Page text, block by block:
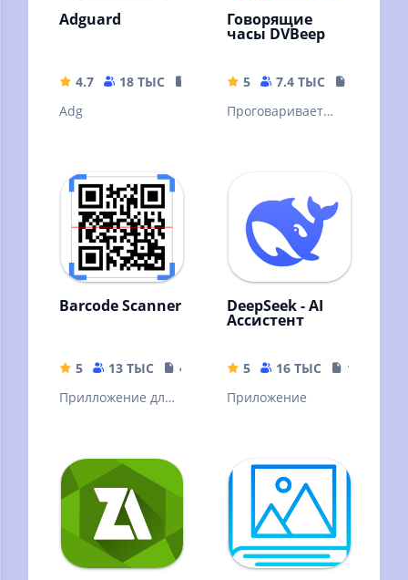
Adguard
4.7 18 ТЫС
35.63 MB
Adg
Говорящие
часы DVBeep
5 7.4 ТЫС
Проговаривает
вашему графику
Barcode Scanner
5 13 ТЫС
4.04 MB
Прилложение для
DeepSeek - AI
Ассистент
5 16 ТЫС
16.44 MB
Приложение